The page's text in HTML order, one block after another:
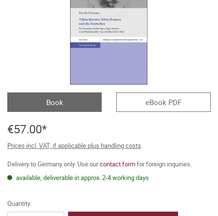
Book eBook PDF
€57.00*
Prices incl. VAT, if applicable plus handling costs
Delivery to Germany only. Use ourcontact formfor foreign inquiries.
available, deliverable in approx. 2-4 working days
Quantity: